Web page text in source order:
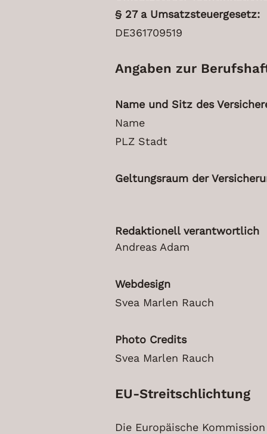
§ 27 a Umsatzsteuergesetz:
DE361709519
Angaben zur
Name und Sitz des
Name
PLZ Stadt
Geltungsraum der
Redaktionell verantwortlich
Andreas Adam
Webdesign
Svea Marlen Rauch
Photo Credits
Svea Marlen Rauch
EU-Streitschlichtung
Die Europäische